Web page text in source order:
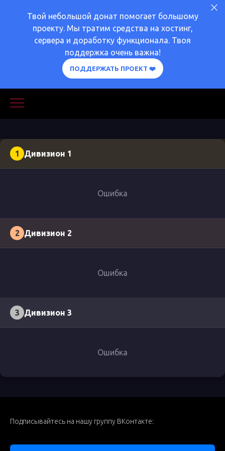
Твой небольшой донат помогает большому
проекту. Мы тратим средства на хостинг,
сервера и доработку функционала. Твоя
поддержка очень важна!
ПОДДЕРЖАТЬ ПРОЕКТ ❤️
1 Дивизион 1
Ошибка
2 Дивизион 2
Ошибка
3 Дивизион 3
Ошибка
Подписывайтесь на нашу группу ВКонтакте: